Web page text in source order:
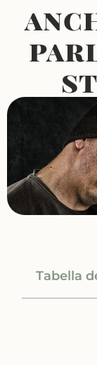
Tabella